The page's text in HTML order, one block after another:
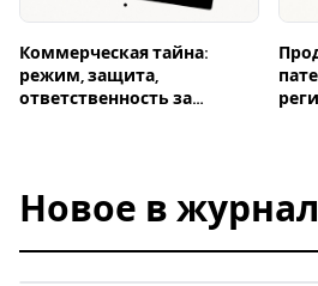
Коммерческая тайна:
режим, защита,
ответственность за
Новое в